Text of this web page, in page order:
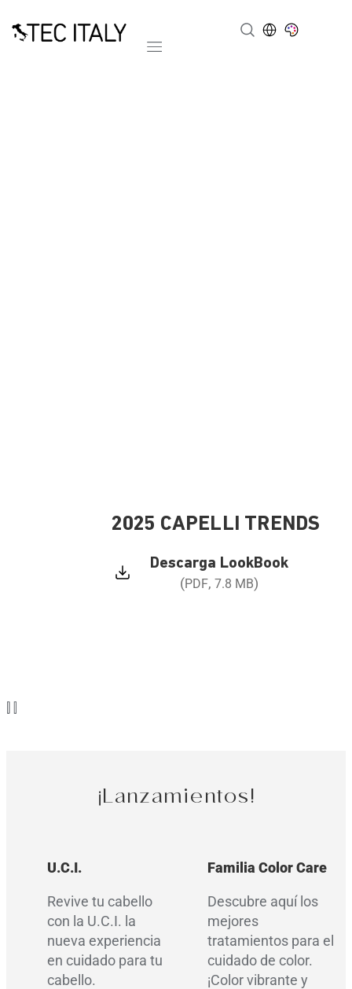
Mobile navigation
2025 CAPELLI TRENDS
Descarga LookBook
(PDF, 7.8 MB)
¡Lanzamientos!
U.C.I.
Revive tu cabello
con la U.C.I. la
nueva experiencia
en cuidado para tu
cabello.
Familia Color Care
Descubre aquí los
mejores
tratamientos para el
cuidado de color.
¡Color vibrante y